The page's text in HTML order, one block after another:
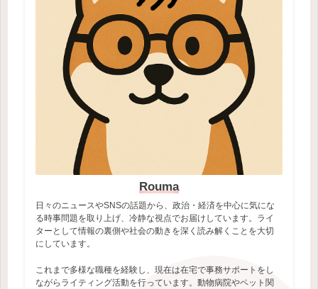
Rouma
日々のニュースやSNSの話題から、政治・経済を中心に気にな
る時事問題を取り上げ、冷静な視点でお届けしています。ライ
ターとして情報の裏側や社会の動きを深く読み解くことを大切
にしています。
これまで多様な職種を経験し、現在は在宅で事務サポートをし
ながらライティング活動を行っています。動物病院やペット関